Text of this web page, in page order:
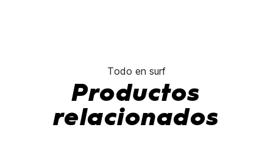
Todo en surf
Productos
relacionados